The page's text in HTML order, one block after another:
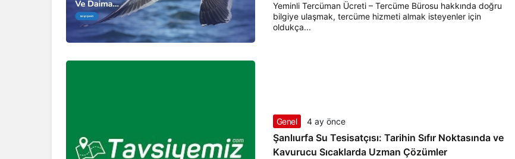
Yeminli Tercüman Ücreti – Tercüme Bürosu hakkında doğru
bilgiye ulaşmak, tercüme hizmeti almak isteyenler için
oldukça...
Genel 4 ay önce
Şanlıurfa Su Tesisatçısı: Tarihin Sıfır Noktasında ve
Kavurucu Sıcaklarda Uzman Çözümler